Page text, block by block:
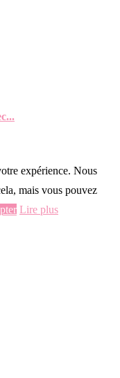
expérience. Nous
mais vous pouvez
Lire plus